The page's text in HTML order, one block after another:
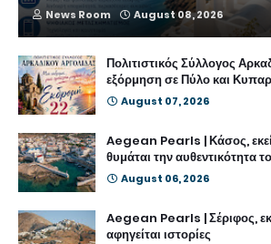
News Room August 08, 2026
Πολιτιστικός Σύλλογος
εξόρμηση σε Πύλο και
August 07, 2026
Aegean Pearls | Κάσος,
θυμάται την αυθεντικότητα
August 06, 2026
Aegean Pearls | Σέριφος,
αφηγείται ιστορίες